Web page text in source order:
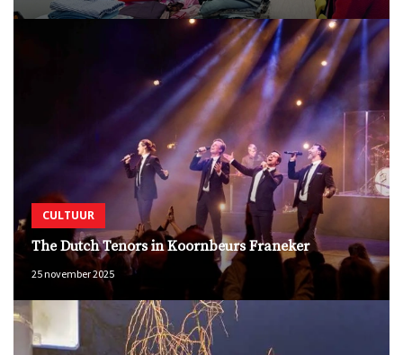
CULTUUR
The Dutch Tenors in Koornbeurs Franeker
25 november 2025